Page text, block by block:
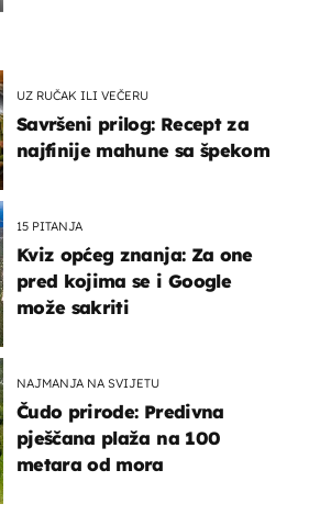
UZ RUČAK ILI VEČERU
Savršeni prilog: Recept za
najfinije mahune sa špekom
15 PITANJA
Kviz općeg znanja: Za one
pred kojima se i Google
može sakriti
NAJMANJA NA SVIJETU
Čudo prirode: Predivna
pješčana plaža na 100
metara od mora